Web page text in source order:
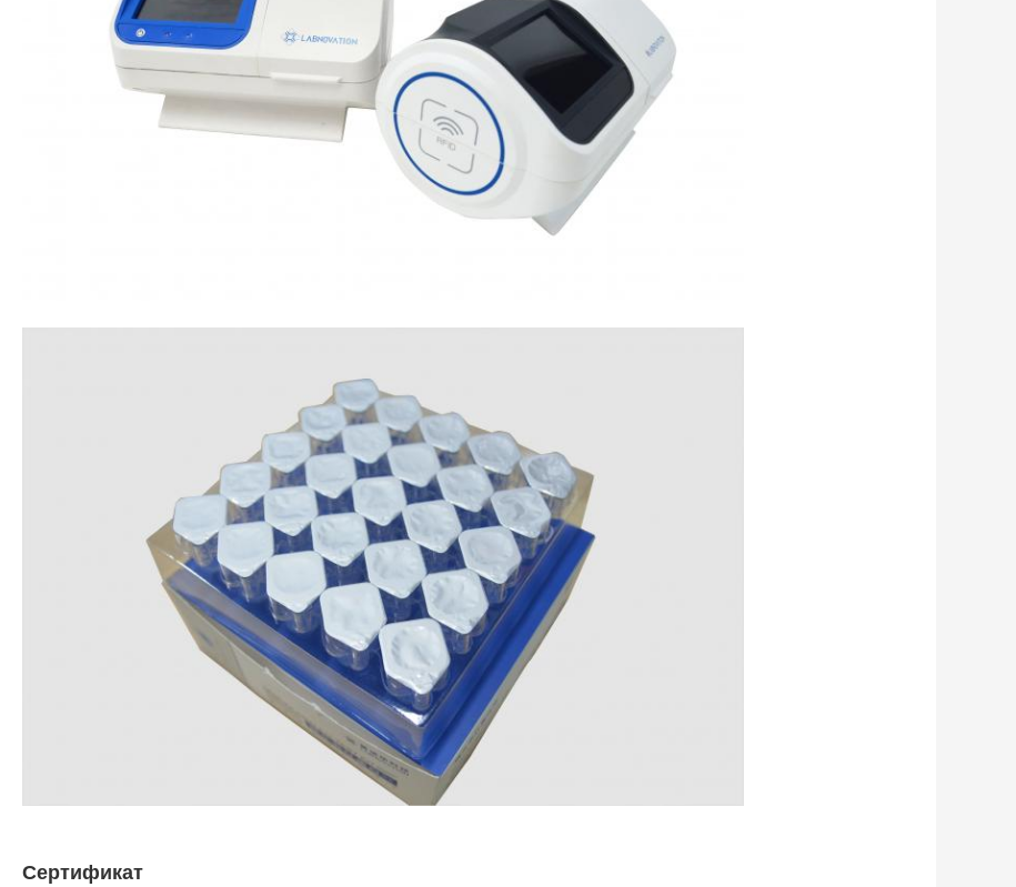
Сертификат